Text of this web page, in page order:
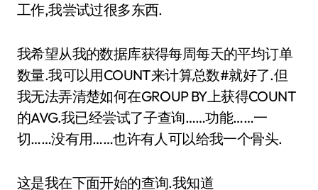
工作,我尝试过很多东西.
我希望从我的数据库获得每周每天的平均订单
数量.我可以用COUNT来计算总数#就好了.但
我无法弄清楚如何在GROUP BY上获得COUNT
的AVG.我已经尝试了子查询……功能……一
切……没有用……也许有人可以给我一个骨头.
这是我在下面开始的查询.我知道